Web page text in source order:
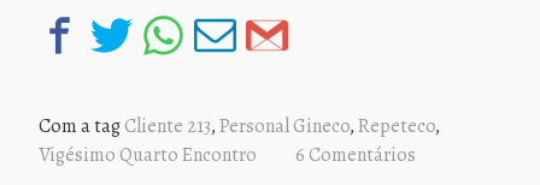
Com a tagCliente 213,Personal Gineco,Repeteco,
Vigésimo Quarto Encontro
6 Comentários